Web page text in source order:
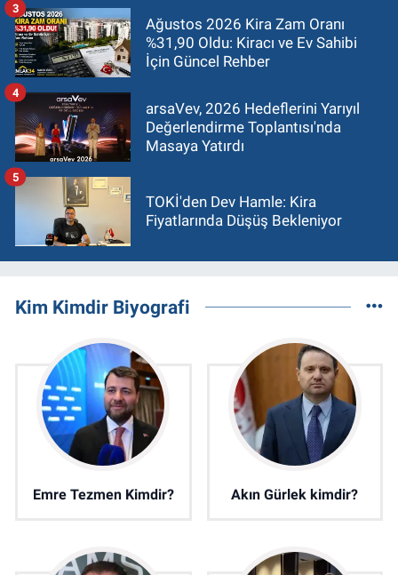
Ağustos 2026 Kira Zam Oranı
%31,90 Oldu: Kiracı ve Ev Sahibi
İçin Güncel Rehber
3
arsaVev, 2026 Hedeflerini Yarıyıl
Değerlendirme Toplantısı'nda
Masaya Yatırdı
4
TOKİ'den Dev Hamle: Kira
Fiyatlarında Düşüş Bekleniyor
5
Kim Kimdir Biyografi
Emre Tezmen Kimdir? Akın Gürlek kimdir?